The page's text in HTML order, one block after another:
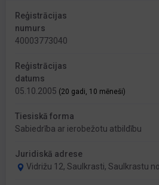
Reģistrācijas
numurs
40003773040
Reģistrācijas
datums
05.10.2005 (20 gadi, 10 mēneši)
Tiesiskā forma
Sabiedrība ar ierobežotu atbildību
Juridiskā adrese
Vidrižu 12, Saulkrasti, Saulkrastu